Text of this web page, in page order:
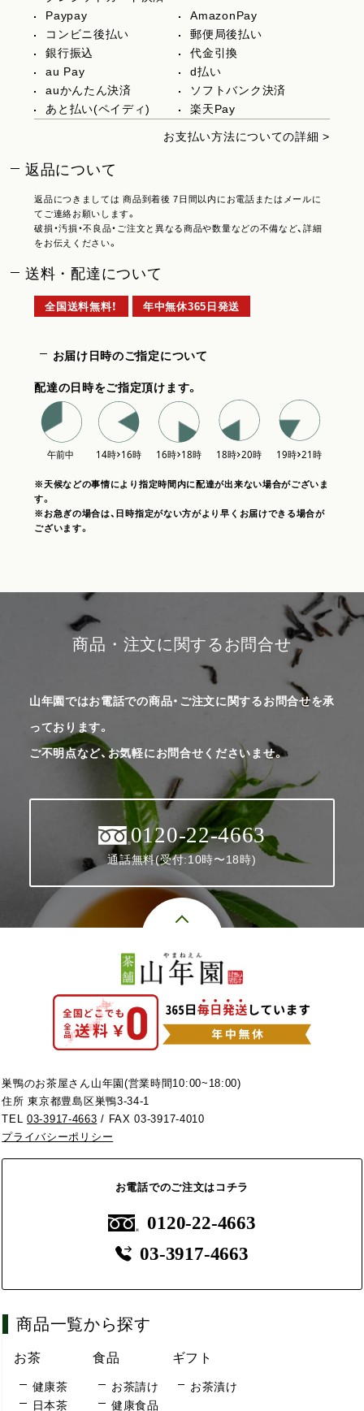
Paypay
AmazonPay
コンビニ後払い
郵便局後払い
銀行振込
代金引換
au Pay
d払い
auかんたん決済
ソフトバンク決済
あと払い(ペイディ)
楽天Pay
お支払い方法についての詳細 >
返品について
返品につきましては 商品到着後 7日間以内にお電話またはメールに
てご連絡お願いします。
破損・汚損・不良品・ご注文と異なる商品や数量などの不備など、詳細
をお伝えください。
送料・配達について
全国送料無料！ 年中無休365日発送
お届け日時のご指定について
配達の日時をご指定頂けます。
※天候などの事情により指定時間内に配達が出来ない場合がございま
す。
※お急ぎの場合は、日時指定がない方がより早くお届けできる場合が
ございます。
商品・注文に関するお問合せ
山年園ではお電話での商品・ご注文に関するお問合せを承
っております。
ご不明点など、お気軽にお問合せくださいませ。
0120-22-4663
通話無料(受付:10時〜18時)
巣鴨のお茶屋さん山年園(営業時間10:00~18:00)
住所 東京都豊島区巣鴨3-34-1
TEL03-3917-4663 / FAX 03-3917-4010
プライバシーポリシー
お電話でのご注文はコチラ
0120-22-4663
03-3917-4663
商品一覧から探す
お茶
健康茶
日本茶
食品
お茶請け
健康食品
ギフト
お茶漬け